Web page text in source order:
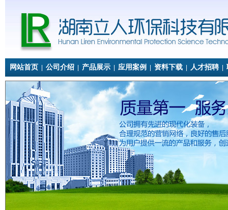
网站首页 公司介绍 产品展示 应用案例 资料下载 人才招聘